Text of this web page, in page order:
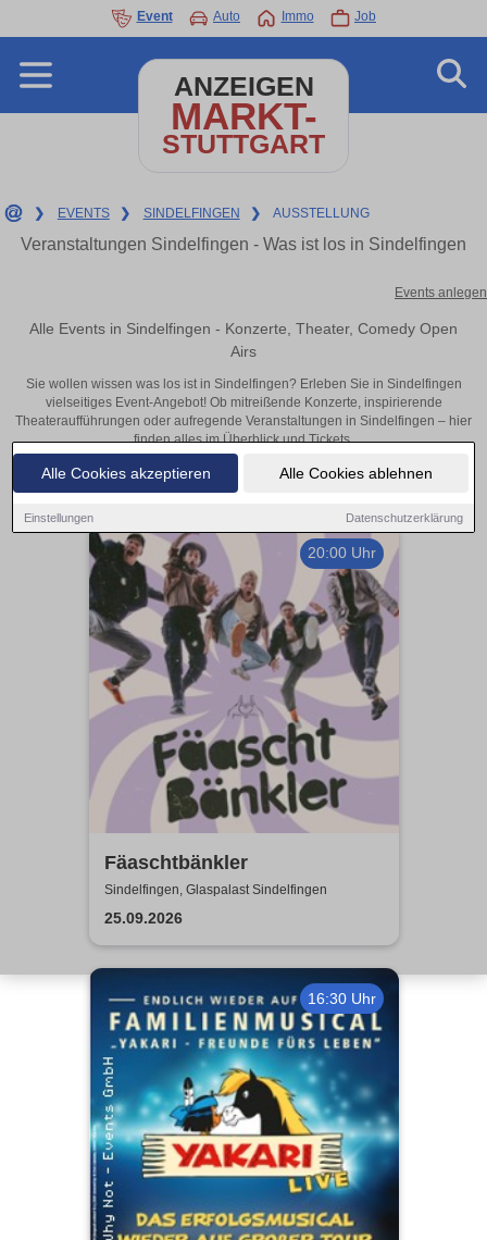
Alle Cookies akzeptieren Alle Cookies ablehnen
Einstellungen Datenschutzerklärung
Event Auto Immo Job
ANZEIGEN
MARKT-
STUTTGART
❯ EVENTS ❯ SINDELFINGEN ❯ AUSSTELLUNG
Veranstaltungen Sindelfingen - Was ist los in Sindelfingen
Events anlegen
Alle Events in Sindelfingen - Konzerte, Theater, Comedy Open
Airs
Sie wollen wissen was los ist in Sindelfingen? Erleben Sie in Sindelfingen
vielseitiges Event-Angebot! Ob mitreißende Konzerte, inspirierende
Theateraufführungen oder aufregende Veranstaltungen in Sindelfingen – hier
finden alles im Überblick und Tickets.
20:00 Uhr
Fäaschtbänkler
Sindelfingen, Glaspalast Sindelfingen
25.09.2026
16:30 Uhr